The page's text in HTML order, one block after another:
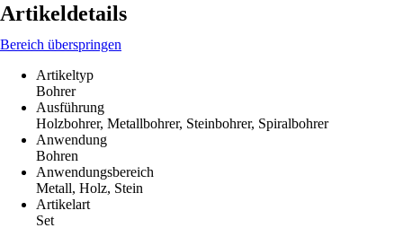
Artikeldetails
Bereich überspringen
Artikeltyp
Bohrer
Ausführung
Holzbohrer, Metallbohrer, Steinbohrer, Spiralbohrer
Anwendung
Bohren
Anwendungsbereich
Metall, Holz, Stein
Artikelart
Set